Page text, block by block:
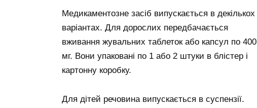
Медикаментозне засіб випускається в декількох
варіантах. Для дорослих передбачається
вживання жувальних таблеток або капсул по 400
мг. Вони упаковані по 1 або 2 штуки в блістер і
картонну коробку.
Для дітей речовина випускається в суспензії.